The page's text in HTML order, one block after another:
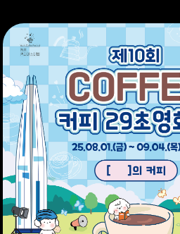
2025
2024
2023
2022
2021
2020
2019
2018